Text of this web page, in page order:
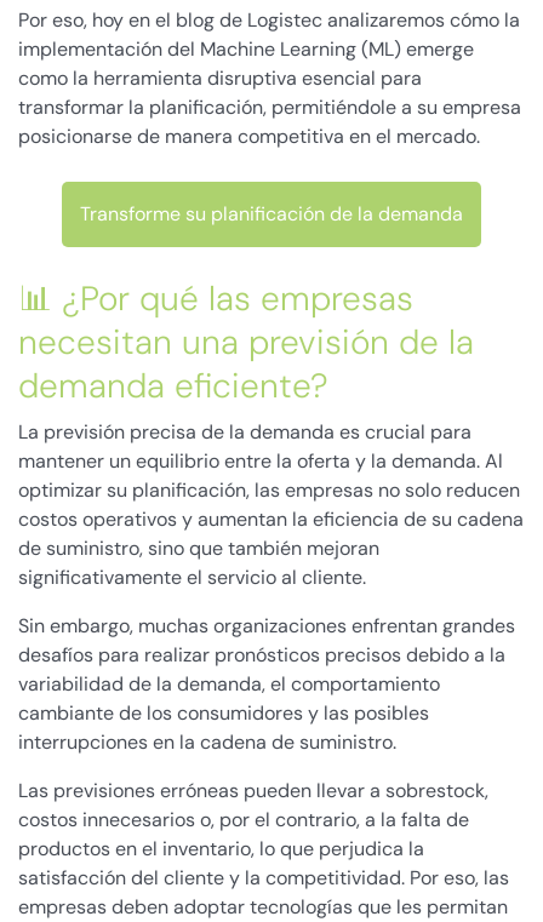
Por eso, hoy en el blog de Logistec analizaremos cómo la
implementación del Machine Learning (ML) emerge
como la herramienta disruptiva esencial para
transformar la planificación, permitiéndole a su empresa
posicionarse de manera competitiva en el mercado.
Transforme su planificación de la demanda
📊 ¿Por qué las empresas
necesitan una previsión de la
demanda eficiente?
La previsión precisa de la demanda es crucial para
mantener un equilibrio entre la oferta y la demanda. Al
optimizar su planificación, las empresas no solo reducen
costos operativos y aumentan la eficiencia de su cadena
de suministro, sino que también mejoran
significativamente el servicio al cliente.
Sin embargo, muchas organizaciones enfrentan grandes
desafíos para realizar pronósticos precisos debido a la
variabilidad de la demanda, el comportamiento
cambiante de los consumidores y las posibles
interrupciones en la cadena de suministro.
Las previsiones erróneas pueden llevar a sobrestock,
costos innecesarios o, por el contrario, a la falta de
productos en el inventario, lo que perjudica la
satisfacción del cliente y la competitividad. Por eso, las
empresas deben adoptar tecnologías que les permitan